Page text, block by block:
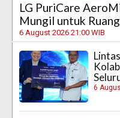
LG PuriCare
Mungil untuk
6 August 2026 21:00 WIB
6